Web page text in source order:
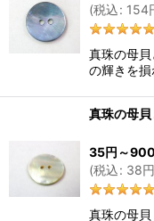
(税込: 154
真珠の母
の輝きを
真珠の母
35円 ～900
(税込: 38円
真珠の母